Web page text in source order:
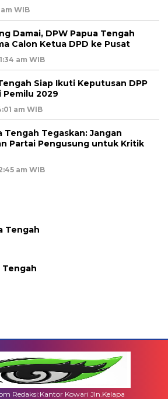
WIB
Damai, DPW Papua Tengah
Calon Ketua DPD ke Pusat
am WIB
Siap Ikuti Keputusan DPP
Pemilu 2029
am WIB
Tengah Tegaskan: Jangan
Partai Pengusung untuk Kritik
am WIB
Tengah
Tengah
Redaksi:Kantor Kowari Jln.Kelapa